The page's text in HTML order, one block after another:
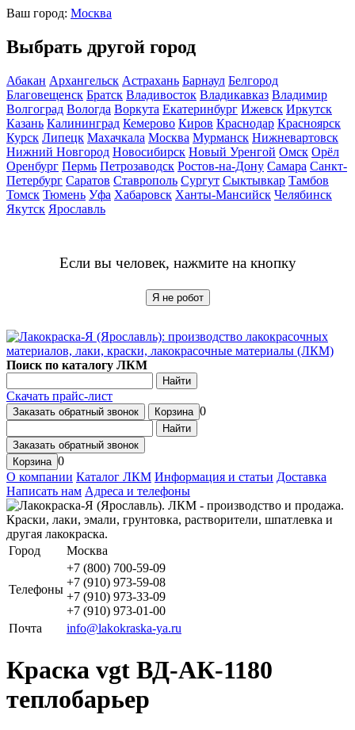
Ваш город: Москва
Выбрать другой город
Абакан Архангельск Астрахань Барнаул Белгород
Благовещенск Братск Владивосток Владикавказ Владимир
Волгоград Вологда Воркута Екатеринбург Ижевск Иркутск
Казань Калининград Кемерово Киров Краснодар Красноярск
Курск Липецк Махачкала Москва Мурманск Нижневартовск
Нижний Новгород Новосибирск Новый Уренгой Омск Орёл
Оренбург Пермь Петрозаводск Ростов-на-Дону Самара Санкт-
Петербург Саратов Ставрополь Сургут Сыктывкар Тамбов
Томск Тюмень Уфа Хабаровск Ханты-Мансийск Челябинск
Якутск Ярославль
Если вы человек, нажмите на кнопку
Я не робот
Поиск по каталогу ЛКМ
Найти
Скачать прайс-лист
Заказать обратный звонок Корзина 0
Найти
Заказать обратный звонок
Корзина 0
О компании Каталог ЛКМ Информация и статьи Доставка
Написать нам Адреса и телефоны
Город Москва
Телефоны
+7 (800) 700-59-09
+7 (910) 973-59-08
+7 (910) 973-33-09
+7 (910) 973-01-00
Почта
info@lakokraska-ya.ru
Краска vgt ВД-АК-1180
теплобарьер